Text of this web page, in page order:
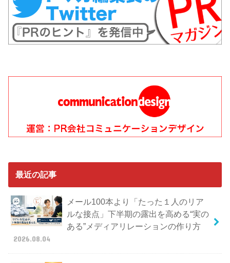
最近の記事
メール100本より「たった１人のリア
ルな接点」下半期の露出を高める“実の
ある”メディアリレーションの作り方
2026.08.04